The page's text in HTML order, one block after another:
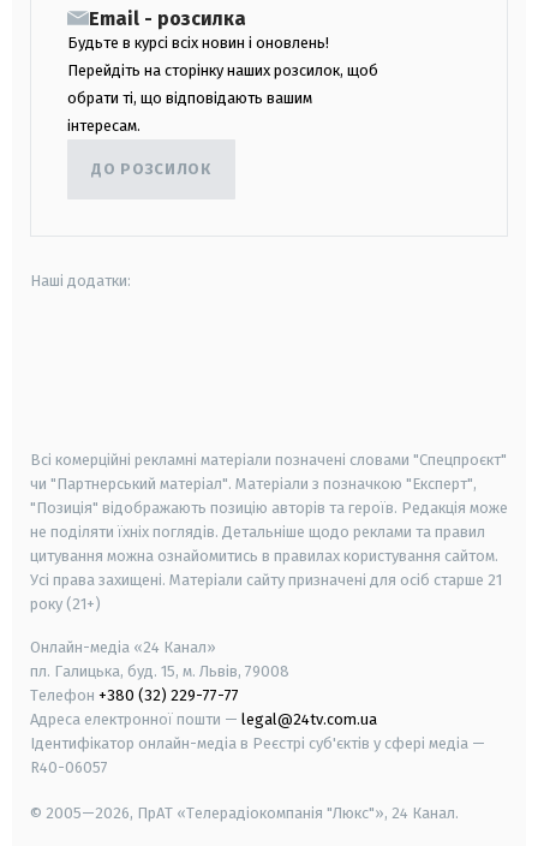
Email - розсилка
Будьте в курсі всіх новин і оновлень!
Перейдіть на сторінку наших розсилок, щоб
обрати ті, що відповідають вашим
інтересам.
ДО РОЗСИЛОК
Наші додатки:
Всі комерційні рекламні матеріали позначені словами "Спецпроєкт"
чи "Партнерський матеріал". Матеріали з позначкою "Експерт",
"Позиція" відображають позицію авторів та героїв. Редакція може
не поділяти їхніх поглядів. Детальніше щодо реклами та правил
цитування можна ознайомитись в правилах користування сайтом.
Усі права захищені. Матеріали сайту призначені для осіб старше 21
року (21+)
Онлайн-медіа «24 Канал»
пл. Галицька, буд. 15, м. Львів, 79008
Телефон +380 (32) 229-77-77
Адреса електронної пошти — legal@24tv.com.ua
Ідентифікатор онлайн-медіа в Реєстрі суб'єктів у сфері медіа —
R40-06057
© 2005—2026, ПрАТ «Телерадіокомпанія "Люкс"», 24 Канал.